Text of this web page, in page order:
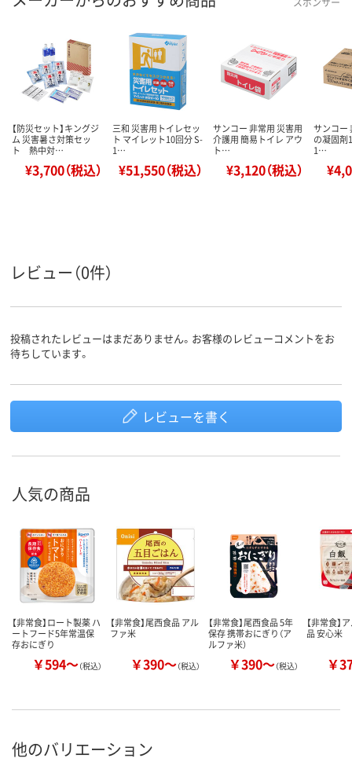
【防災セット】キングジ
ム 災害暑さ対策セッ
ト 熱中対…
¥3,700（税込）
三和 災害用トイレセッ
ト マイレット10回分 S-
1…
¥51,550（税込）
サンコー 非常用 災害用
介護用 簡易トイレ アウ
ト…
¥3,120（税込）
サンコー
の凝固剤
1…
レビュー（0件）
投稿されたレビューはまだありません。お客様のレビューコメントをお
待ちしています。
レビューを書く
人気の商品
【非常食】ロート製薬 ハ
ートフード5年常温保
存おにぎり
￥594～（税込）
【非常食】尾西食品 アル
ファ米
￥390～（税込）
【非常食】尾西食品 5年
保存 携帯おにぎり（ア
ルファ米）
￥390～（税込）
【非常食】
品 安心米
￥
他のバリエーション